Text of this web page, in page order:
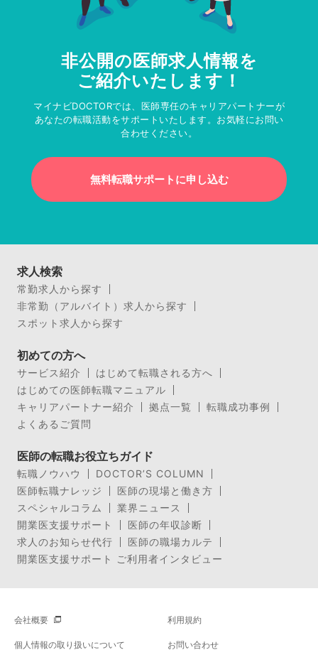
非公開の医師求人情報を
ご紹介いたします！
マイナビDOCTORでは、医師専任のキャリアパートナーが
あなたの転職活動をサポートいたします。お気軽にお問い
合わせください。
無料転職サポートに申し込む
求人検索
常勤求人から探す
非常勤（アルバイト）求人から探す
スポット求人から探す
初めての方へ
サービス紹介
はじめて転職される方へ
はじめての医師転職マニュアル
キャリアパートナー紹介
拠点一覧
転職成功事例
よくあるご質問
医師の転職お役立ちガイド
転職ノウハウ
DOCTOR’S COLUMN
医師転職ナレッジ
医師の現場と働き方
スペシャルコラム
業界ニュース
開業医支援サポート
医師の年収診断
求人のお知らせ代行
医師の職場カルテ
開業医支援サポート ご利用者インタビュー
会社概要 利用規約
個人情報の取り扱いについて お問い合わせ